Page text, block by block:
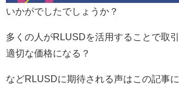
いかがでしたでしょうか？
多くの人がRLUSDを活用することで取
適切な価格になる？
などRLUSDに期待される声はこの記事